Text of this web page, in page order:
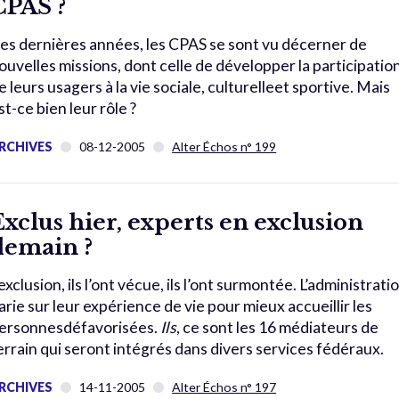
?
dernières années, les CPAS se sont vu décerner de
missions, dont celle de développer la
leurs usagers à la vie sociale, culturelleet sportive. Mais
ce bien leur rôle ?
08-12-2005 Alter Échos n° 199
hier, experts en exclusion
?
ils l’ont vécue, ils l’ont surmontée.
sur leur expérience de vie pour mieux accueillir les
Ils, ce sont les 16 médiateurs de
qui seront intégrés dans divers services fédéraux.
14-11-2005 Alter Échos n° 197